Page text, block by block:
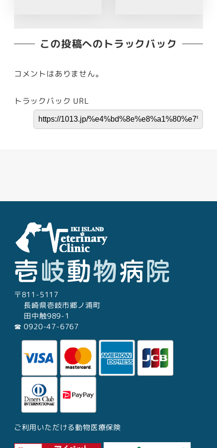
この投稿へのトラックバック
コメントはありません。
トラックバック URL
〒811-5117
長崎県壱岐市郷ノ浦町
田中触989-1
☎︎ 0920-47-6767
ご利用いただける動物医療保険